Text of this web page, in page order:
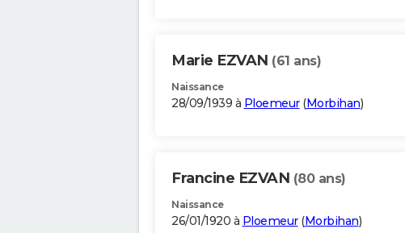
Marie EZVAN (61 ans)
Naissance
28/09/1939 à Ploemeur(Morbihan)
Francine EZVAN (80 ans)
Naissance
26/01/1920 à Ploemeur(Morbihan)